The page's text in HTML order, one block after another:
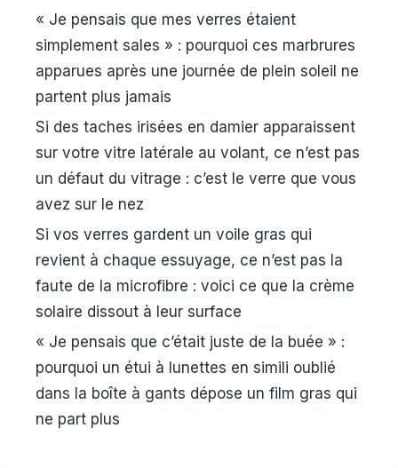
« Je pensais que mes verres étaient
simplement sales » : pourquoi ces marbrures
apparues après une journée de plein soleil ne
partent plus jamais
Si des taches irisées en damier apparaissent
sur votre vitre latérale au volant, ce n’est pas
un défaut du vitrage : c’est le verre que vous
avez sur le nez
Si vos verres gardent un voile gras qui
revient à chaque essuyage, ce n’est pas la
faute de la microfibre : voici ce que la crème
solaire dissout à leur surface
« Je pensais que c’était juste de la buée » :
pourquoi un étui à lunettes en simili oublié
dans la boîte à gants dépose un film gras qui
ne part plus